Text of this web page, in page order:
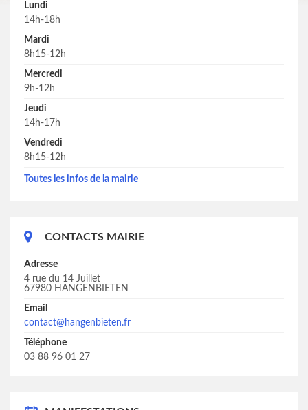
Lundi
14h-18h
Mardi
8h15-12h
Mercredi
9h-12h
Jeudi
14h-17h
Vendredi
8h15-12h
Toutes les infos de la mairie
CONTACTS MAIRIE
Adresse
4 rue du 14 Juillet
67980 HANGENBIETEN
Email
contact@hangenbieten.fr
Téléphone
03 88 96 01 27